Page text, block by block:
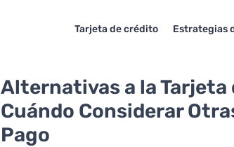
Tarjeta de crédito Estrategias
Alternativas a la Tarjeta
Cuándo Considerar
Pago